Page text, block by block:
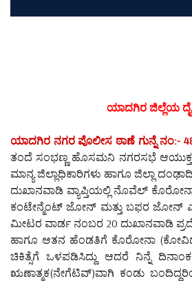
ಯಾದಗಿರ ಜಿಲ್ಲೆಯ
ಯಾದಗಿರ ನಗರ ಪೊಲೀಸ ಠಾಣೆ ಗುನ್ನೆ ನಂ:-
ತಂದೆ ಸಂಭಣ್ಣ ಹೊಸಮನಿ ನಗರಸಭೆ
ಮಾನ್ಯ ಜಿಲ್ಲಾಧಿಕಾರಿಗಳು ಹಾಗೂ ಜಿಲ್ಲಾ
ದುಖಾನವಾಡಿ ವ್ಯಾಪ್ತಿಯಲ್ಲಿ ನೊವೆಲ್
ಕಂಟೇನ್ಮೆಂಟ್ ಜೋನ್ ಮತ್ತು ಬಫರ ಜೋನ್
ಮೀಟರ ವಾರ್ಡ ನಂಬರ 20 ದುಖಾನವಾಡಿ
ಹಾಗೂ ಆತನ ಹೆಂಡತಿಗೆ ಕೊರೋನಾ (ಕೋವಿಡ್-
ಚಿಕಿತ್ಸೆಗೆ ಒಳಪಡಿಸಿದ್ದು ಆದರೆ ನಿನ್ನೆ
ಋಣಾತ್ಮಕ(ನೇಗೆಟಿವ್)ವಾಗಿ ಕಂಡು